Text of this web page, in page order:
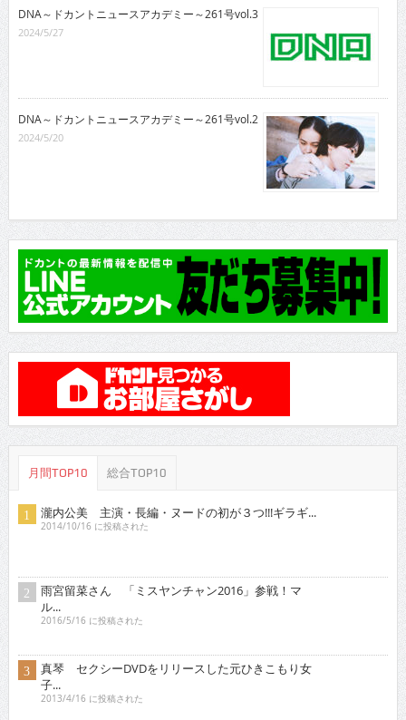
DNA～ドカントニュースアカデミー～261号vol.3
2024/5/27
DNA～ドカントニュースアカデミー～261号vol.2
2024/5/20
月間TOP10 総合TOP10
瀧内公美 主演・長編・ヌードの初が３つ!!!ギラギ...
2014/10/16 に投稿された
雨宮留菜さん 「ミスヤンチャン2016」参戦！マ
ル...
2016/5/16 に投稿された
真琴 セクシーDVDをリリースした元ひきこもり女
子...
2013/4/16 に投稿された